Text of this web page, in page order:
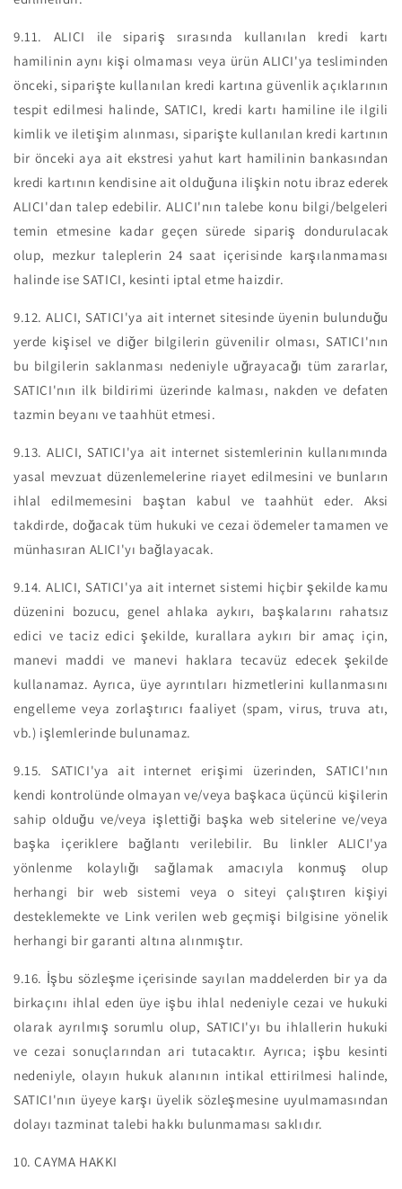
9.11.
ALICI ile sipariş sırasında kullanılan kredi kartı
hamilinin aynı kişi olmaması veya ürün ALICI'ya tesliminden
önceki, siparişte kullanılan kredi kartına güvenlik açıklarının
tespit edilmesi halinde, SATICI, kredi kartı hamiline ile ilgili
kimlik ve iletişim alınması, siparişte kullanılan kredi kartının
bir önceki aya ait ekstresi yahut kart hamilinin bankasından
kredi kartının kendisine ait olduğuna ilişkin notu ibraz ederek
ALICI'dan talep edebilir. ALICI'nın talebe konu bilgi/belgeleri
temin etmesine kadar geçen sürede sipariş dondurulacak
olup, mezkur taleplerin 24 saat içerisinde karşılanmaması
halinde ise SATICI, kesinti iptal etme haizdir.
9.12. ALICI, SATICI'ya ait internet sitesinde üyenin bulunduğu
yerde kişisel ve diğer bilgilerin güvenilir olması, SATICI'nın
bu bilgilerin saklanması nedeniyle uğrayacağı tüm zararlar,
SATICI'nın ilk bildirimi üzerinde kalması, nakden ve defaten
tazmin beyanı ve taahhüt etmesi.
9.13. ALICI, SATICI'ya ait internet sistemlerinin kullanımında
yasal mevzuat düzenlemelerine riayet edilmesini ve bunların
ihlal edilmemesini baştan kabul ve taahhüt eder. Aksi
takdirde, doğacak tüm hukuki ve cezai ödemeler tamamen ve
münhasıran ALICI'yı bağlayacak.
9.14. ALICI, SATICI'ya ait internet sistemi hiçbir şekilde kamu
düzenini bozucu, genel ahlaka aykırı, başkalarını rahatsız
edici ve taciz edici şekilde, kurallara aykırı bir amaç için,
manevi maddi ve manevi haklara tecavüz edecek şekilde
kullanamaz. Ayrıca, üye ayrıntıları hizmetlerini kullanmasını
engelleme veya zorlaştırıcı faaliyet (spam, virus, truva atı,
vb.) işlemlerinde bulunamaz.
9.15.
SATICI'ya ait internet erişimi üzerinden, SATICI'nın
kendi kontrolünde olmayan ve/veya başkaca üçüncü kişilerin
sahip olduğu ve/veya işlettiği başka web sitelerine ve/veya
başka içeriklere bağlantı verilebilir. Bu linkler ALICI'ya
yönlenme kolaylığı sağlamak amacıyla konmuş olup
herhangi bir web sistemi veya o siteyi çalıştıren kişiyi
desteklemekte ve Link verilen web geçmişi bilgisine yönelik
herhangi bir garanti altına alınmıştır.
9.16. İşbu sözleşme içerisinde sayılan maddelerden bir ya da
birkaçını ihlal eden üye işbu ihlal nedeniyle cezai ve hukuki
olarak ayrılmış sorumlu olup, SATICI'yı bu ihlallerin hukuki
ve cezai sonuçlarından ari tutacaktır. Ayrıca; işbu kesinti
nedeniyle, olayın hukuk alanının intikal ettirilmesi halinde,
SATICI'nın üyeye karşı üyelik sözleşmesine uyulmamasından
dolayı tazminat talebi hakkı bulunmaması saklıdır.
10. CAYMA HAKKI